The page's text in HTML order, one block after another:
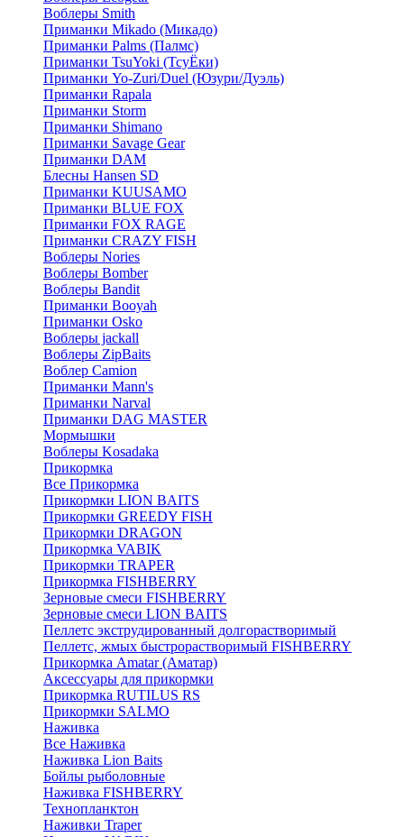
Воблеры Smith
Приманки Mikado (Микадо)
Приманки Palms (Палмс)
Приманки TsuYoki (ТсуЁки)
Приманки Yo-Zuri/Duel (Юзури/Дуэль)
Приманки Rapala
Приманки Storm
Приманки Shimano
Приманки Savage Gear
Приманки DAM
Блесны Hansen SD
Приманки KUUSAMO
Приманки BLUE FOX
Приманки FOX RAGE
Приманки CRAZY FISH
Воблеры Nories
Воблеры Bomber
Воблеры Bandit
Приманки Booyah
Приманки Osko
Воблеры jackall
Воблеры ZipBaits
Воблер Camion
Приманки Mann's
Приманки Narval
Приманки DAG MASTER
Мормышки
Воблеры Kosadaka
Прикормка
Все Прикормка
Прикормки LION BAITS
Прикормки GREEDY FISH
Прикормки DRAGON
Прикормка VABIK
Прикормки TRAPER
Прикормка FISHBERRY
Зерновые смеси FISHBERRY
Зерновые смеси LION BAITS
Пеллетс экструдированный долгорастворимый
Пеллетс, жмых быстрорастворимый FISHBERRY
Прикормка Amatar (Аматар)
Аксессуары для прикормки
Прикормка RUTILUS RS
Прикормки SALMO
Наживка
Все Наживка
Наживка Lion Baits
Бойлы рыболовные
Наживка FISHBERRY
Технопланктон
Наживки Traper